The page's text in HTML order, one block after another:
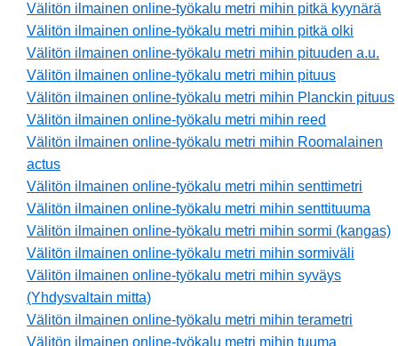
Välitön ilmainen online-työkalu metri mihin pitkä kyynärä
Välitön ilmainen online-työkalu metri mihin pitkä olki
Välitön ilmainen online-työkalu metri mihin pituuden a.u.
Välitön ilmainen online-työkalu metri mihin pituus
Välitön ilmainen online-työkalu metri mihin Planckin pituus
Välitön ilmainen online-työkalu metri mihin reed
Välitön ilmainen online-työkalu metri mihin Roomalainen
actus
Välitön ilmainen online-työkalu metri mihin senttimetri
Välitön ilmainen online-työkalu metri mihin senttituuma
Välitön ilmainen online-työkalu metri mihin sormi (kangas)
Välitön ilmainen online-työkalu metri mihin sormiväli
Välitön ilmainen online-työkalu metri mihin syväys
(Yhdysvaltain mitta)
Välitön ilmainen online-työkalu metri mihin terametri
Välitön ilmainen online-työkalu metri mihin tuuma